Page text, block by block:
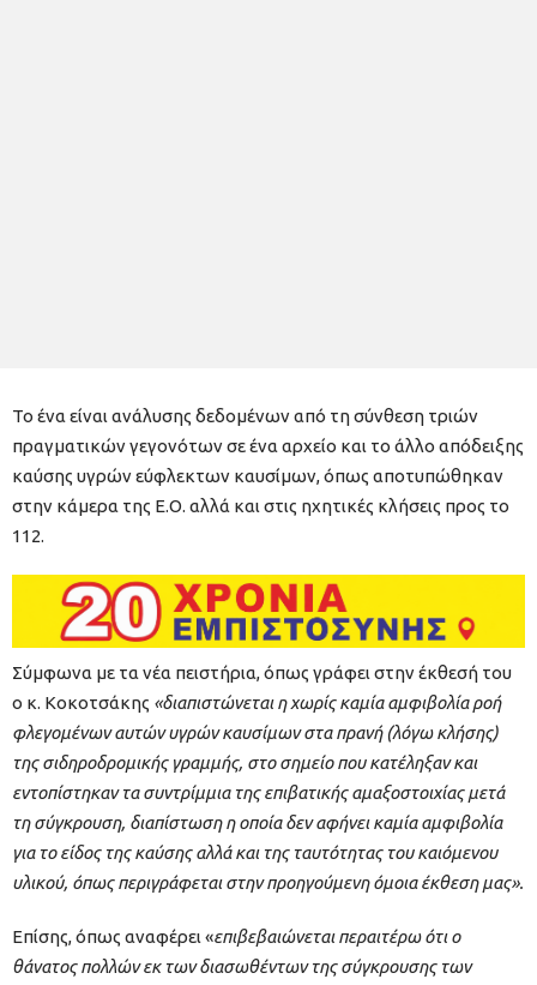
Το ένα είναι ανάλυσης δεδομένων από τη σύνθεση τριών
πραγματικών γεγονότων σε ένα αρχείο και το άλλο απόδειξης
καύσης υγρών εύφλεκτων καυσίμων, όπως αποτυπώθηκαν
στην κάμερα της Ε.Ο. αλλά και στις ηχητικές κλήσεις προς το
112.
Σύμφωνα με τα νέα πειστήρια, όπως γράφει στην έκθεσή του
ο κ. Κοκοτσάκης «διαπιστώνεται η χωρίς καμία αμφιβολία ροή
φλεγομένων αυτών υγρών καυσίμων στα πρανή (λόγω κλήσης)
της σιδηροδρομικής γραμμής, στο σημείο που κατέληξαν και
εντοπίστηκαν τα συντρίμμια της επιβατικής αμαξοστοιχίας μετά
τη σύγκρουση, διαπίστωση η οποία δεν αφήνει καμία αμφιβολία
για το είδος της καύσης αλλά και της ταυτότητας του καιόμενου
υλικού, όπως περιγράφεται στην προηγούμενη όμοια έκθεση μας».
Επίσης, όπως αναφέρει «επιβεβαιώνεται περαιτέρω ότι ο
θάνατος πολλών εκ των διασωθέντων της σύγκρουσης των